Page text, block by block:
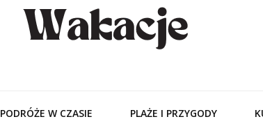
PODRÓŻE W CZASIE PLAŻE I PRZYGODY